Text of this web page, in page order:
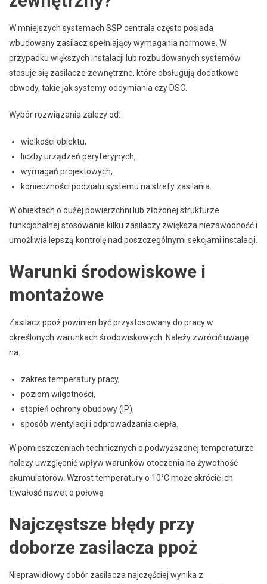
W mniejszych systemach SSP centrala często posiada
wbudowany zasilacz spełniający wymagania normowe. W
przypadku większych instalacji lub rozbudowanych systemów
stosuje się zasilacze zewnętrzne, które obsługują dodatkowe
obwody, takie jak systemy oddymiania czy DSO.
Wybór rozwiązania zależy od:
wielkości obiektu,
liczby urządzeń peryferyjnych,
wymagań projektowych,
konieczności podziału systemu na strefy zasilania.
W obiektach o dużej powierzchni lub złożonej strukturze
funkcjonalnej stosowanie kilku zasilaczy zwiększa niezawodność i
umożliwia lepszą kontrolę nad poszczególnymi sekcjami instalacji.
Warunki środowiskowe i
montażowe
Zasilacz ppoż powinien być przystosowany do pracy w
określonych warunkach środowiskowych. Należy zwrócić uwagę
na:
zakres temperatury pracy,
poziom wilgotności,
stopień ochrony obudowy (IP),
sposób wentylacji i odprowadzania ciepła.
W pomieszczeniach technicznych o podwyższonej temperaturze
należy uwzględnić wpływ warunków otoczenia na żywotność
akumulatorów. Wzrost temperatury o 10°C może skrócić ich
trwałość nawet o połowę.
Najczęstsze błędy przy
doborze zasilacza ppoż
Nieprawidłowy dobór zasilacza najczęściej wynika z